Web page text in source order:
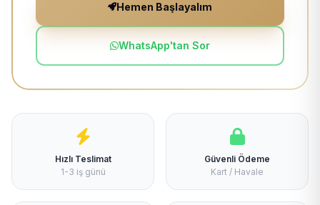
Hemen Başlayalım
WhatsApp'tan Sor
Hızlı Teslimat
1-3 iş günü
Güvenli Ödeme
Kart / Havale